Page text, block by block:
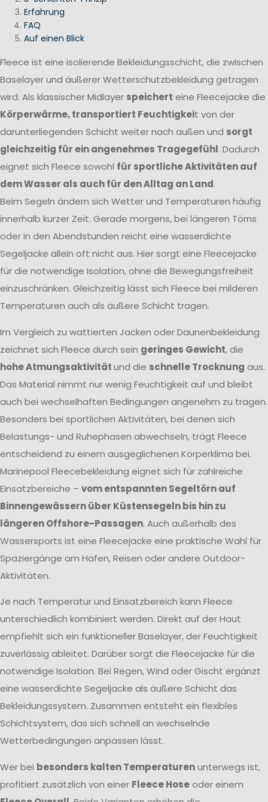
Erfahrung
FAQ
Auf einen Blick
Fleece ist eine isolierende Bekleidungsschicht, die zwischen
Baselayer und äußerer Wetterschutzbekleidung getragen
wird. Als klassischer Midlayer speichert eine Fleecejacke die
Körperwärme, transportiert Feuchtigkeit von der
darunterliegenden Schicht weiter nach außen und sorgt
gleichzeitig für ein angenehmes Tragegefühl. Dadurch
eignet sich Fleece sowohl für sportliche Aktivitäten auf
dem Wasser als auch für den Alltag an Land.
Beim Segeln ändern sich Wetter und Temperaturen häufig
innerhalb kurzer Zeit. Gerade morgens, bei längeren Törns
oder in den Abendstunden reicht eine wasserdichte
Segeljacke allein oft nicht aus. Hier sorgt eine Fleecejacke
für die notwendige Isolation, ohne die Bewegungsfreiheit
einzuschränken. Gleichzeitig lässt sich Fleece bei milderen
Temperaturen auch als äußere Schicht tragen.
Im Vergleich zu wattierten Jacken oder Daunenbekleidung
zeichnet sich Fleece durch sein geringes Gewicht, die
hohe Atmungsaktivitätund die schnelle Trocknung aus.
Das Material nimmt nur wenig Feuchtigkeit auf und bleibt
auch bei wechselhaften Bedingungen angenehm zu tragen.
Besonders bei sportlichen Aktivitäten, bei denen sich
Belastungs- und Ruhephasen abwechseln, trägt Fleece
entscheidend zu einem ausgeglichenen Körperklima bei.
Marinepool Fleecebekleidung eignet sich für zahlreiche
Einsatzbereiche – vom entspannten Segeltörn auf
Binnengewässern über Küstensegeln bis hin zu
längeren Offshore-Passagen. Auch außerhalb des
Wassersports ist eine Fleecejacke eine praktische Wahl für
Spaziergänge am Hafen, Reisen oder andere Outdoor-
Aktivitäten.
Je nach Temperatur und Einsatzbereich kann Fleece
unterschiedlich kombiniert werden. Direkt auf der Haut
empfiehlt sich ein funktioneller Baselayer, der Feuchtigkeit
zuverlässig ableitet. Darüber sorgt die Fleecejacke für die
notwendige Isolation. Bei Regen, Wind oder Gischt ergänzt
eine wasserdichte Segeljacke als äußere Schicht das
Bekleidungssystem. Zusammen entsteht ein flexibles
Schichtsystem, das sich schnell an wechselnde
Wetterbedingungen anpassen lässt.
Wer bei besonders kalten Temperaturenunterwegs ist,
profitiert zusätzlich von einer Fleece Hoseoder einem